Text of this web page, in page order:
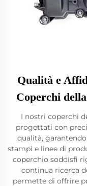
Qualità e
Coperchi
I nostri coperchi
progettati con
qualità,
stampi e linee di
coperchio soddisfi
continua ricerca
permette di offrire